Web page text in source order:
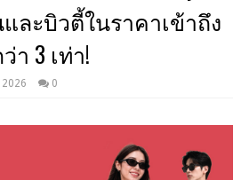
ละบิวตี้ในราคาเข้าถึง
า 3 เท่า!
2026 0